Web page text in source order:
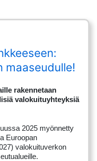
maaseudulle!
rakennetaan
valokuituyhteyksiä
2025 myönnetty
Euroopan
valokuituverkon